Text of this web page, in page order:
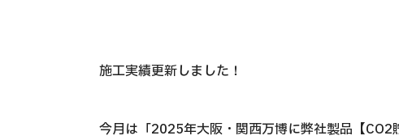
施工実績更新しました！
今月は「2025年大阪・関西万博に弊社製品【CO2